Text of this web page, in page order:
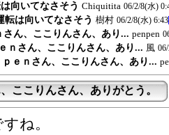
向いてなさそう Chiquitita 06/2/8(水)
転は向いてなさそう 樹村 06/2/8(水) 6:43
さん、ここりんさん、あり... penpen
ｎさん、ここりんさん、あり... 風
ｐｅｎさん、ここりんさん、あり...
ここりんさん、ありがとう。
ね。